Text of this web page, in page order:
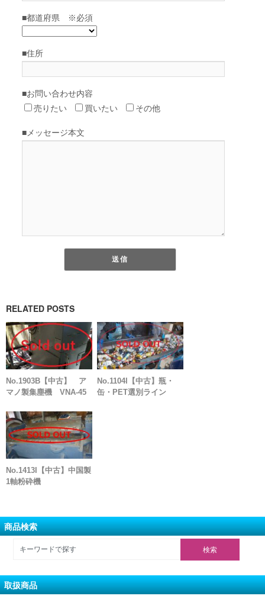
RELATED POSTS
No.1903B【中古】 ア
マノ製集塵機 VNA-45
No.1104I【中古】瓶・
缶・PET選別ライン
No.1413I【中古】中国製
1軸粉砕機
商品検索
取扱商品